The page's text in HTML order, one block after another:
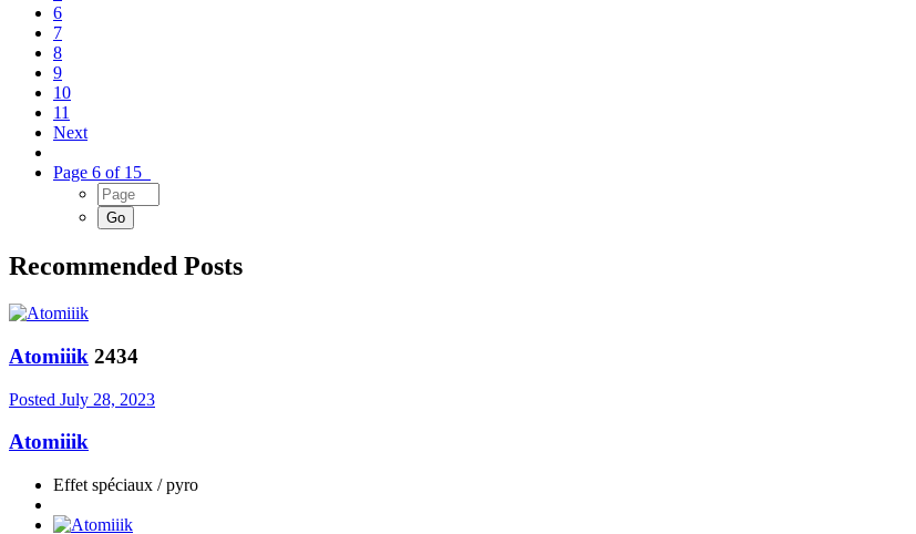
6
7
8
9
10
11
Next
Page 6 of 15
Recommended Posts
Atomiiik 2434
Posted July 28, 2023
Atomiiik
Effet spéciaux / pyro